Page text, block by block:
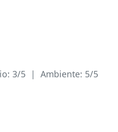
3/5 | Ambiente: 5/5